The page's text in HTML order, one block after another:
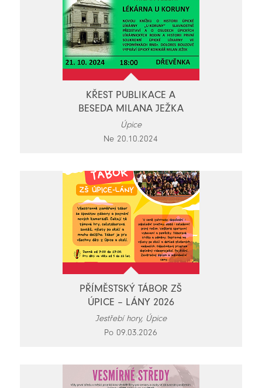
KŘEST PUBLIKACE A
BESEDA MILANA JEŽKA
Úpice
Ne 20.10.2024
PŘÍMĚSTSKÝ TÁBOR ZŠ
ÚPICE – LÁNY 2026
Jestřebí hory, Úpice
Po 09.03.2026